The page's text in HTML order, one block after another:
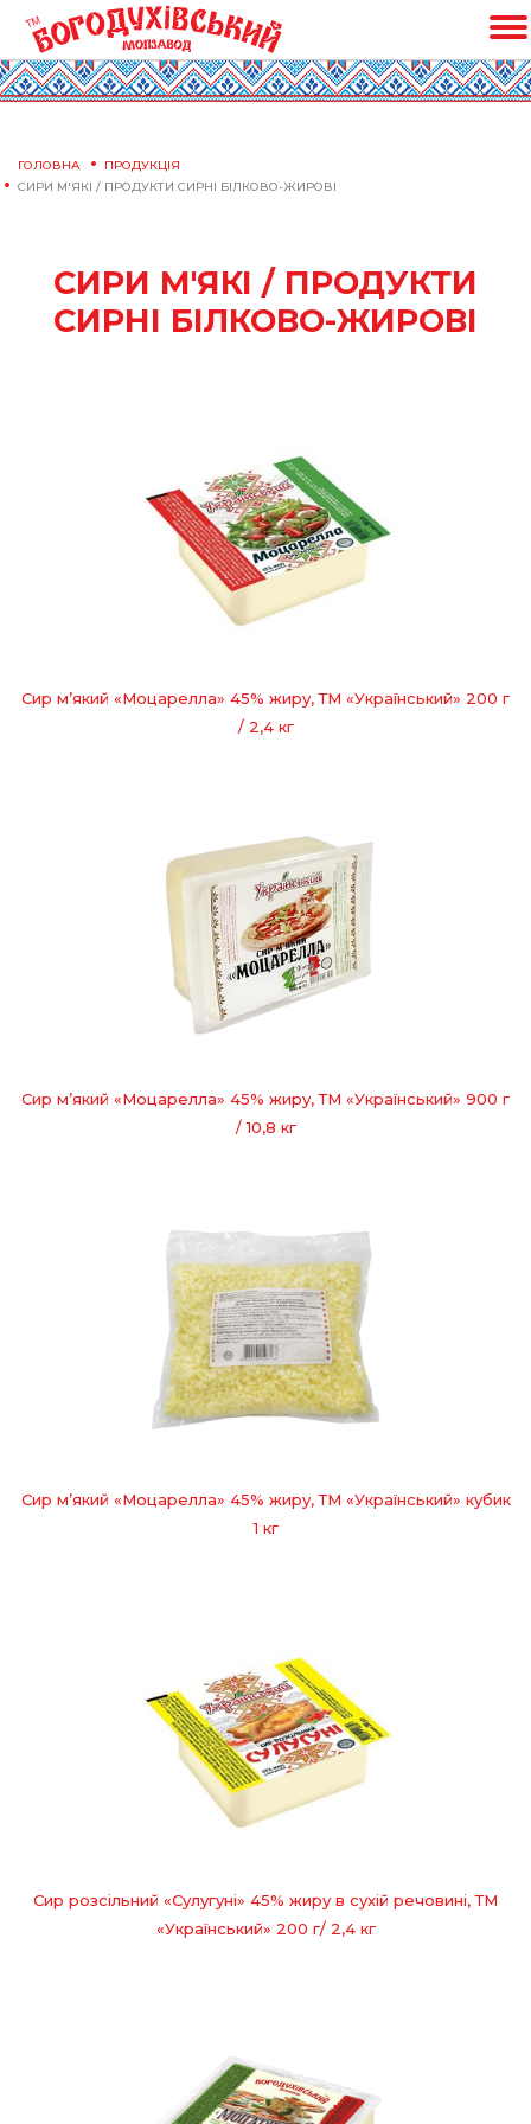
ГОЛОВНА
ПРОДУКЦІЯ
СИРИ М'ЯКІ / ПРОДУКТИ СИРНІ БІЛКОВО-ЖИРОВІ
СИРИ М'ЯКІ / ПРОДУКТИ
СИРНІ БІЛКОВО-ЖИРОВІ
Сир м’який «Моцарелла» 45% жиру, ТМ «Український» 200 г
/ 2,4 кг
Сир м’який «Моцарелла» 45% жиру, ТМ «Український» 900 г
/ 10,8 кг
Сир м’який «Моцарелла» 45% жиру, ТМ «Український» кубик
1 кг
Сир розсільний «Сулугуні» 45% жиру в сухій речовині, ТМ
«Український» 200 г/ 2,4 кг